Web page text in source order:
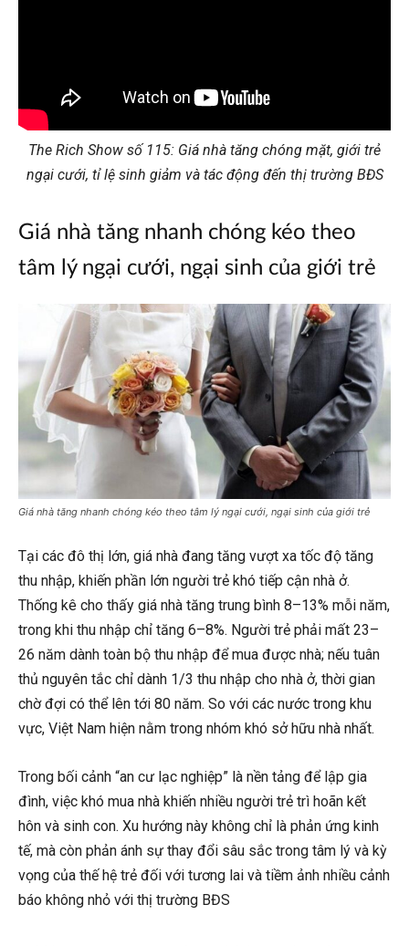
The Rich Show số 115: Giá nhà tăng chóng mặt, giới trẻ
ngại cưới, tỉ lệ sinh giảm và tác động đến thị trường BĐS
Giá nhà tăng nhanh chóng kéo theo
tâm lý ngại cưới, ngại sinh của giới trẻ
Giá nhà tăng nhanh chóng kéo theo tâm lý ngại cưới, ngại sinh của giới trẻ
Tại các đô thị lớn, giá nhà đang tăng vượt xa tốc độ tăng
thu nhập, khiến phần lớn người trẻ khó tiếp cận nhà ở.
Thống kê cho thấy giá nhà tăng trung bình 8–13% mỗi năm,
trong khi thu nhập chỉ tăng 6–8%. Người trẻ phải mất 23–
26 năm dành toàn bộ thu nhập để mua được nhà; nếu tuân
thủ nguyên tắc chỉ dành 1/3 thu nhập cho nhà ở, thời gian
chờ đợi có thể lên tới 80 năm. So với các nước trong khu
vực, Việt Nam hiện nằm trong nhóm khó sở hữu nhà nhất.
Trong bối cảnh “an cư lạc nghiệp” là nền tảng để lập gia
đình, việc khó mua nhà khiến nhiều người trẻ trì hoãn kết
hôn và sinh con. Xu hướng này không chỉ là phản ứng kinh
tế, mà còn phản ánh sự thay đổi sâu sắc trong tâm lý và kỳ
vọng của thế hệ trẻ đối với tương lai và tiềm ảnh nhiều cảnh
báo không nhỏ với thị trường BĐS